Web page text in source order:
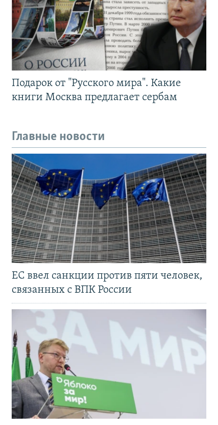
Подарок от "Русского мира". Какие
книги Москва предлагает сербам
Главные новости
ЕС ввел санкции против пяти человек,
связанных с ВПК России